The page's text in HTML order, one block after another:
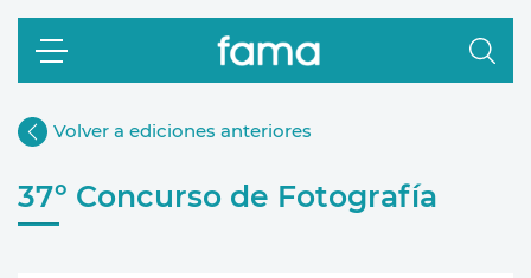
Volver a ediciones anteriores
37º Concurso de Fotografía